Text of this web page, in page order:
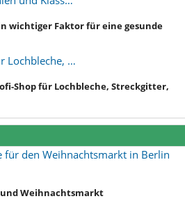
wichtiger Faktor für eine gesunde
Lochbleche, …
Shop für Lochbleche, Streckgitter,
für den Weihnachtsmarkt in Berlin
Weihnachtsmarkt